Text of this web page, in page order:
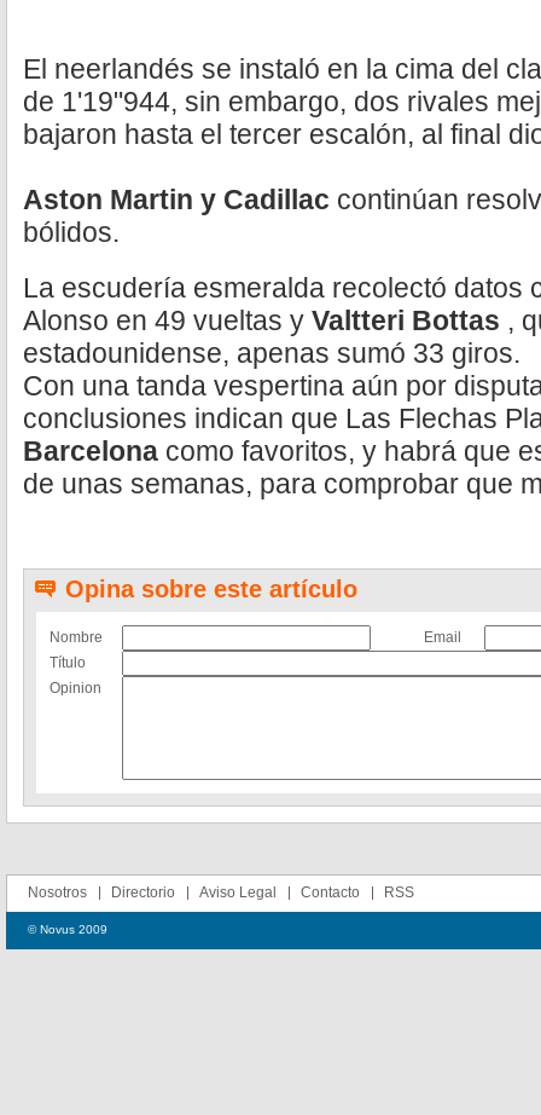
El neerlandés se instaló en la cima del
de 1'19"944, sin embargo, dos rivales
bajaron hasta el tercer escalón, al final
Aston Martin y Cadillac continúan
bólidos.
La escudería esmeralda recolectó datos
Alonso en 49 vueltas y Valtteri Bottas ,
estadounidense, apenas sumó 33 giros.
Con una tanda vespertina aún por
conclusiones indican que Las Flechas
Barcelona como favoritos, y habrá que
de unas semanas, para comprobar que
Opina sobre este artículo
Nombre
Email
Título
Opinion
Nosotros Directorio Aviso Legal Contacto RSS
© Novus 2009